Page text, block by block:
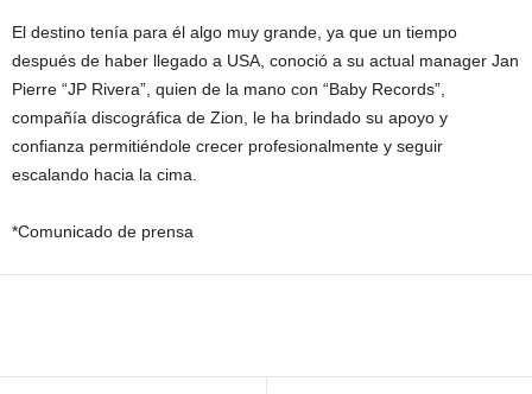
El destino tenía para él algo muy grande, ya que un tiempo
después de haber llegado a USA, conoció a su actual manager Jan
Pierre “JP Rivera”, quien de la mano con “Baby Records”,
compañía discográfica de Zion, le ha brindado su apoyo y
confianza permitiéndole crecer profesionalmente y seguir
escalando hacia la cima.
*Comunicado de prensa